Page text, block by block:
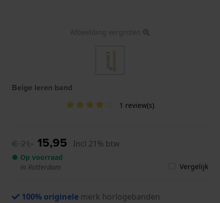
Afbeelding vergroten
Beige leren band
1 review(s)
€ 21,- 15,95 Incl 21% btw
● Op voorraad
in Rotterdam
Vergelijk
100% originele merk horlogebanden